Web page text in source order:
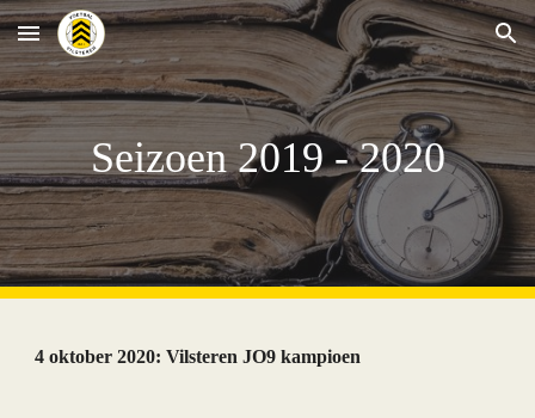
Skip to main content Skip to navigation
Seizoen 2019 - 2020
4 oktober 2020: Vilsteren JO9 kampioen